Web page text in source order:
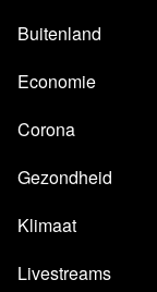
Buitenland
Economie
Corona
Gezondheid
Klimaat
Livestreams